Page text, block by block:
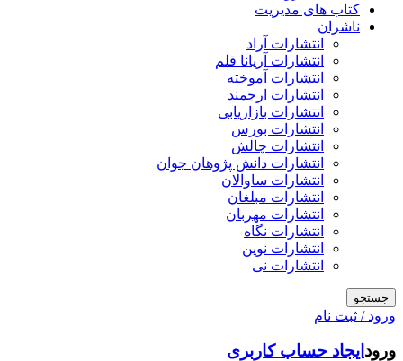
کتاب های مدیریت
ناشران
انتشارات آراد
انتشارات آریانا قلم
انتشارات آموخته
انتشارات ارجمند
انتشارات بازاریابی
انتشارات بورس
انتشارات چالش
انتشارات دانش پژوهان جوان
انتشارات ساوالان
انتشارات مبلغان
انتشارات مهربان
انتشارات نگاه
انتشارات نوین
انتشارات نی
جستجو
ورود / ثبت نام
ورود ایجاد حساب کاربری